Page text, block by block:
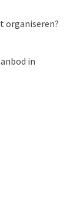
organiseren?
in